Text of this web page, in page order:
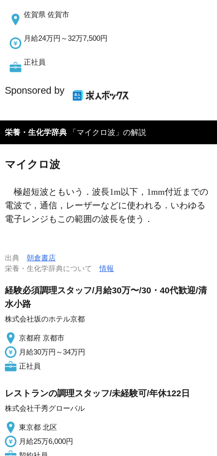
佐賀県 佐賀市
月給24万円～32万7,500円
正社員
Sponsored by
栄養・生化学辞典 「マイクロ波」の解説
マイクロ波
極超短波ともいう．波長1m以下，1mm付近までの
電波で，通信，レーザーなどに使われる．いわゆる
電子レンジもこの範囲の波長を使う．
出典 朝倉書店
栄養・生化学辞典について情報
経験必須調理スタッフ/月給30万〜/30・40代歓迎/清
水小路
株式会社坂のホテル京都
京都府 京都市
月給30万円～34万円
正社員
レストランの調理スタッフ/未経験可/年休122日
株式会社千秀グローバル
東京都 北区
月給25万6,000円